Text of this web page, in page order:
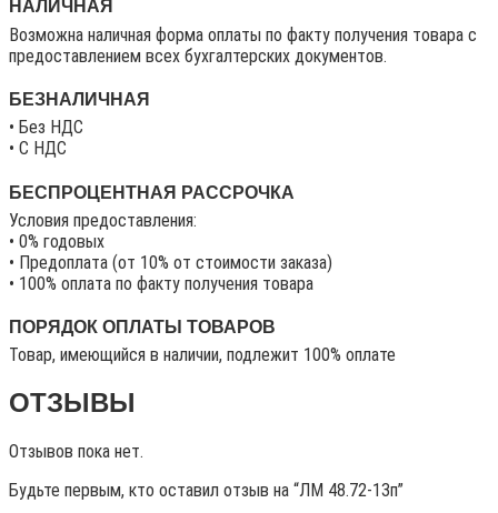
НАЛИЧНАЯ
Возможна наличная форма оплаты по факту получения товара с
предоставлением всех бухгалтерских документов.
БЕЗНАЛИЧНАЯ
• Без НДС
• C НДС
БЕСПРОЦЕНТНАЯ РАССРОЧКА
Условия предоставления:
• 0% годовых
• Предоплата (от 10% от стоимости заказа)
• 100% оплата по факту получения товара
ПОРЯДОК ОПЛАТЫ ТОВАРОВ
Товар, имеющийся в наличии, подлежит 100% оплате
ОТЗЫВЫ
Отзывов пока нет.
Будьте первым, кто оставил отзыв на “ЛМ 48.72-13п”